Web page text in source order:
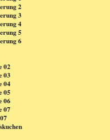
2
3
4
5
6
02
03
04
05
06
07